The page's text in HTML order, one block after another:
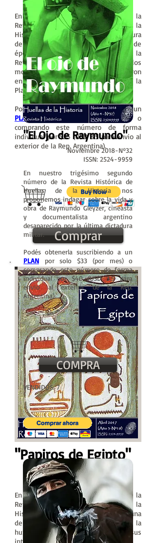
"Papiros de Egipto"
Abril 2017-Nº18
ISSN:2524-9959
En nuestro decimoctavo número de la
Revista Histórica de Huellas de la
Historia nos proponemos bucear en una
de las culturas mas antiguas de la
humanidad para desentreñar sus
En nuestro decimnoveno número de la
Revista Histórica de Huellas de la
Historia nos proponemos tomar la figura
de Mariano Moreno como un hombre de
época, poniéndolo en el contexto de la
Revolución de Mayo y de los
movimientos sociales que confluyeron
en el fin del Virreinato del Río de la
Plata.
Podés obtenerla suscribiendo a un
PLAN
por solo $25 (por mes) o
comprando este número de forma
individual por $35 (USD 3.5 para envio al
exterior de la Rep. Argentina).
Comprar
"El Ojo de Raymundo"
Noviembre 2018-Nº32
ISSN: 2524-9959
En nuestro trigésimo segundo
número de la Revista Histórica de
Huellas de la Historia nos
proponemos indagar sobre la vida y
obra de Raymundo Gleyzer, cineasta
y documentalista argentino
desaparecido por la última dictadura
militar.
Podés obtenerla suscribiendo a un
PLAN
por solo $33 (por mes) o
comprando este número de forma
individual por $40 (USD 3.5 para
envio al exterior de la Rep.
Argentina).
COMPRA
VENDIDOS: 7